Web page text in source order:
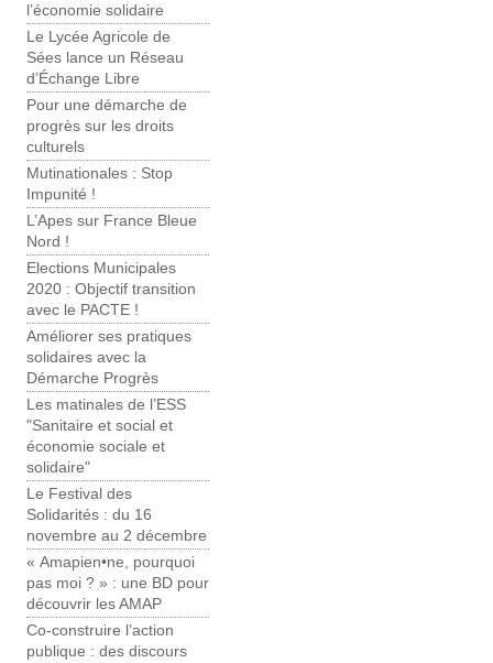
l’économie solidaire
Le Lycée Agricole de
Sées lance un Réseau
d’Échange Libre
Pour une démarche de
progrès sur les droits
culturels
Mutinationales : Stop
Impunité !
L’Apes sur France Bleue
Nord !
Elections Municipales
2020 : Objectif transition
avec le PACTE !
Améliorer ses pratiques
solidaires avec la
Démarche Progrès
Les matinales de l’ESS
"Sanitaire et social et
économie sociale et
solidaire"
Le Festival des
Solidarités : du 16
novembre au 2 décembre
« Amapien•ne, pourquoi
pas moi ? » : une BD pour
découvrir les AMAP
Co-construire l’action
publique : des discours